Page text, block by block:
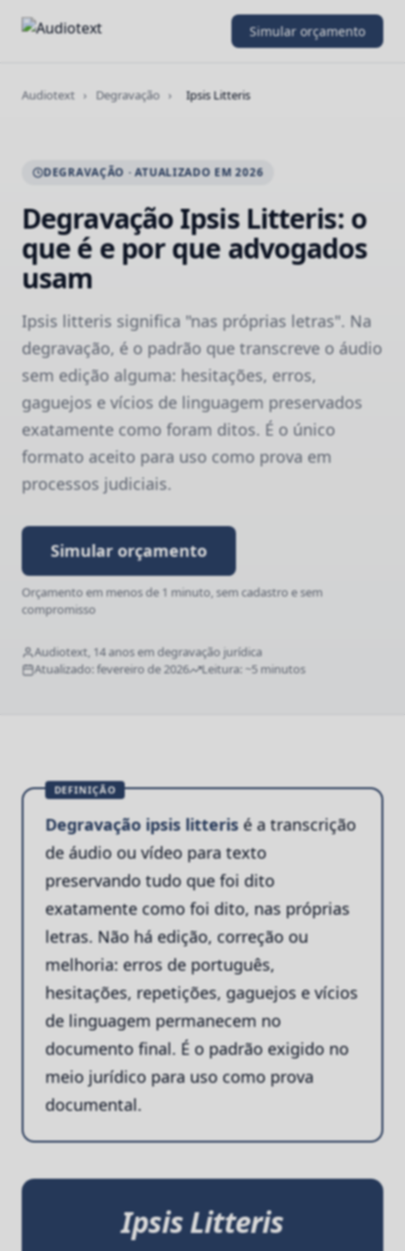
Simular orçamento
Audiotext › Degravação › Ipsis Litteris
DEGRAVAÇÃO · ATUALIZADO EM 2026
Degravação Ipsis Litteris: o
que é e por que advogados
usam
Ipsis litteris significa "nas próprias letras". Na
degravação, é o padrão que transcreve o áudio
sem edição alguma: hesitações, erros,
gaguejos e vícios de linguagem preservados
exatamente como foram ditos. É o único
formato aceito para uso como prova em
processos judiciais.
Simular orçamento
Orçamento em menos de 1 minuto, sem cadastro e sem
compromisso
Audiotext, 14 anos em degravação jurídica
Atualizado: fevereiro de 2026
Leitura: ~5 minutos
Degravação ipsis litteris é a transcrição
de áudio ou vídeo para texto
preservando tudo que foi dito
exatamente como foi dito, nas próprias
letras. Não há edição, correção ou
melhoria: erros de português,
hesitações, repetições, gaguejos e vícios
de linguagem permanecem no
documento final. É o padrão exigido no
meio jurídico para uso como prova
documental.
Ipsis Litteris